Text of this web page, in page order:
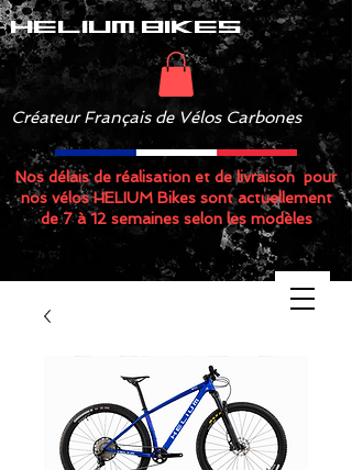
helium bikes
Créateur Français de Vélos Carbones
Nos délais de réalisation et de livraison pour
nos vélos HELIUM Bikes sont actuellement
de 7 à 12 semaines selon les modèles